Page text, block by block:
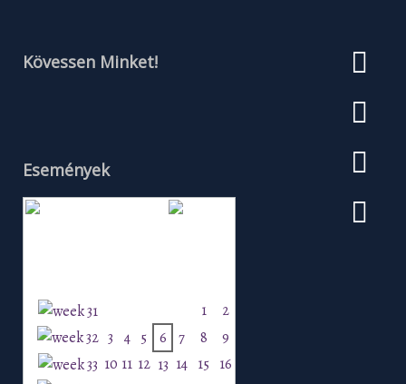
Kövessen Minket!
Események
1
2
3 4 5 6 7 8
9
10 11 12 13 14 15 16